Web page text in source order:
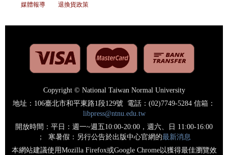
媒體報導
退換貨政策
Copyright © National Taiwan Normal University
地址：106臺北市和平東路1段129號 電話：(02)7749-5284 信箱：
libpress@ntnu.edu.tw
開放時間：平日：週一~週五10:00-20:00，週六、日 11:00-16:00
； 寒暑假：另行公告於出版中心官網的最新消息
本網站建議使用Mozilla Firefox或Google Chrome以獲得最佳瀏覽效